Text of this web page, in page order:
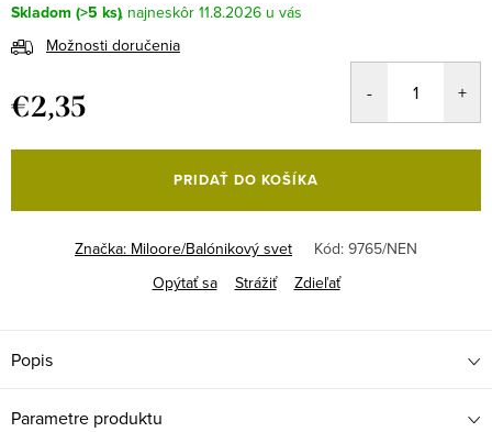
Skladom (>5 ks)
11.8.2026
Možnosti doručenia
€2,35
cena:
PRIDAŤ DO KOŠÍKA
Značka: Miloore/Balónikový svet Kód: 9765/NEN
Opýtať sa
Strážiť Zdieľať
Popis
Parametre produktu